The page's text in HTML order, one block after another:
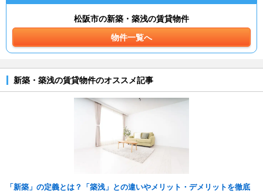
松阪市の新築・築浅の賃貸物件
物件一覧へ
新築・築浅の賃貸物件のオススメ記事
「新築」の定義とは？「築浅」との違いやメリット・デメリットを徹底